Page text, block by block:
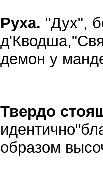
Руха. "Дух",
демон у
Твердо
образом